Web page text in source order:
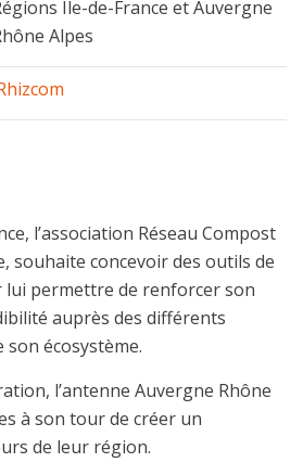
Île-de-France et Auvergne
Alpes
l’association Réseau Compost
souhaite concevoir des outils de
permettre de renforcer son
auprès des différents
son écosystème.
l’antenne Auvergne Rhône
à son tour de créer un
de leur région.